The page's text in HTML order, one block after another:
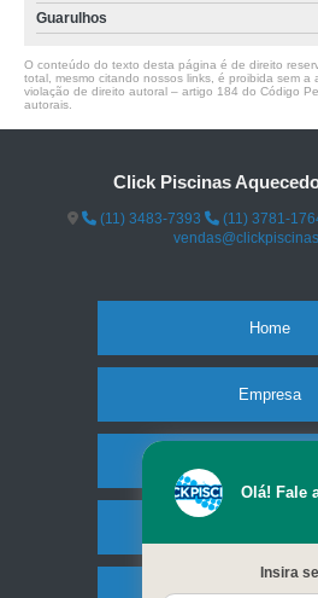
Guarulhos
O conteúdo do texto desta página é de direito
total, mesmo citando nossos links, é proibida sem a
violação de direito autoral – artigo 184 do Código
autorais
Click Piscinas
(11) 3483-7393 (11) 3781-
Home
Empresa
Contato
Olá! Fale
Insira